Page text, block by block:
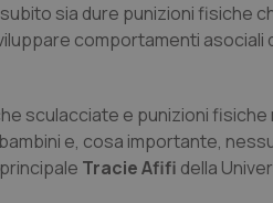
sia dure punizioni
comportamenti
sculacciate e punizioni
e, cosa importante,
Tracie Afifi della